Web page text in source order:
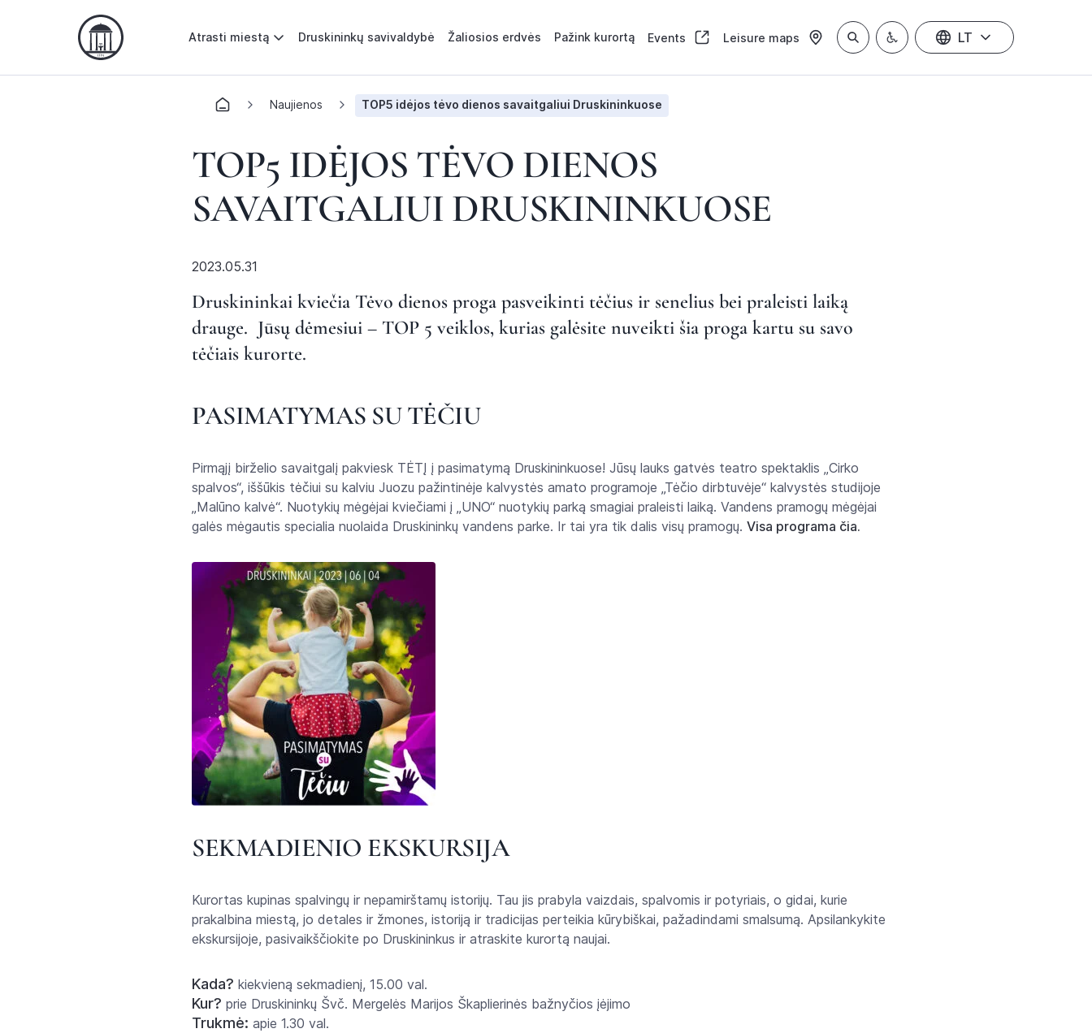
Atrasti miestą Druskininkų savivaldybė Žaliosios erdvės Pažink kurortą Events Leisure maps LT
Naujienos TOP5 idėjos tėvo dienos savaitgaliui Druskininkuose
TOP5 IDĖJOS TĖVO DIENOS
SAVAITGALIUI DRUSKININKUOSE
2023.05.31
Druskininkai kviečia Tėvo dienos proga pasveikinti tėčius ir senelius bei praleisti laiką
drauge. Jūsų dėmesiui – TOP 5 veiklos, kurias galėsite nuveikti šia proga kartu su savo
tėčiais kurorte.
PASIMATYMAS SU TĖČIU
Pirmąjį birželio savaitgalį pakviesk TĖTĮ į pasimatymą Druskininkuose! Jūsų lauks gatvės teatro spektaklis „Cirko
spalvos“, iššūkis tėčiui su kalviu Juozu pažintinėje kalvystės amato programoje „Tėčio dirbtuvėje“ kalvystės studijoje
„Malūno kalvė“. Nuotykių mėgėjai kviečiami į „UNO“ nuotykių parką smagiai praleisti laiką. Vandens pramogų mėgėjai
galės mėgautis specialia nuolaida Druskininkų vandens parke. Ir tai yra tik dalis visų pramogų. Visa programa čia.
SEKMADIENIO EKSKURSIJA
Kurortas kupinas spalvingų ir nepamirštamų istorijų. Tau jis prabyla vaizdais, spalvomis ir potyriais, o gidai, kurie
prakalbina miestą, jo detales ir žmones, istoriją ir tradicijas perteikia kūrybiškai, pažadindami smalsumą. Apsilankykite
ekskursijoje, pasivaikščiokite po Druskininkus ir atraskite kurortą naujai.
Kada? kiekvieną sekmadienį, 15.00 val.
Kur? prie Druskininkų Švč. Mergelės Marijos Škaplierinės bažnyčios įėjimo
Trukmė: apie 1.30 val.